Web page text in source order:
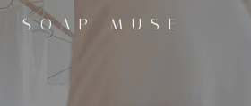
SOAP MUSE